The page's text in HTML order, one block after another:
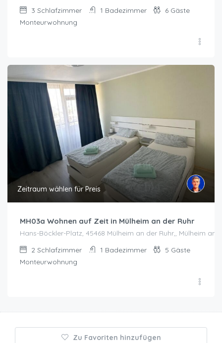
3 Schlafzimmer 1 Badezimmer 6 Gäste
Monteurwohnung
Zeitraum wählen für Preis
MH03a Wohnen auf Zeit in Mülheim an der Ruhr
Hans-Böckler-Platz, 45468 Mülheim an der Ruhr,, Mülheim an
2 Schlafzimmer 1 Badezimmer 5 Gäste
Monteurwohnung
Zu Favoriten hinzufügen